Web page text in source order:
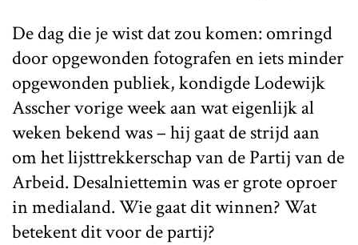
De dag die je wist dat zou komen: omringd
door opgewonden fotografen en iets minder
opgewonden publiek, kondigde Lodewijk
Asscher vorige week aan wat eigenlijk al
weken bekend was – hij gaat de strijd aan
om het lijsttrekkerschap van de Partij van de
Arbeid. Desalniettemin was er grote oproer
in medialand. Wie gaat dit winnen? Wat
betekent dit voor de partij?